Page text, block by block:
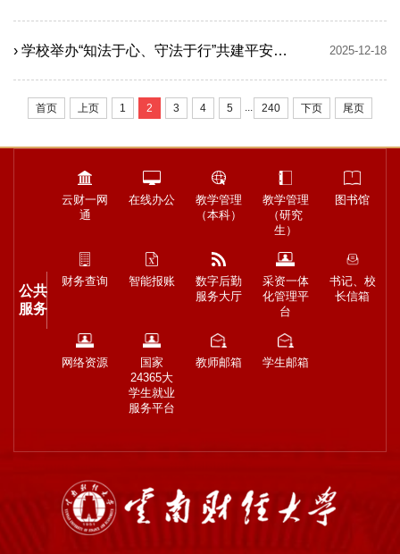
› 学校举办“知法于心、守法于行”共建平安法治校园专题讲座 2025-12-18
首页 上页 1 2 3 4 5 ... 240 下页 尾页
公共
服务
云财一网
通
在线办公
教学管理
（本科）
教学管理
（研究
生）
图书馆
财务查询 智能报账
数字后勤
服务大厅
采资一体
化管理平
台
书记、校
长信箱
网络资源
国家
24365大
学生就业
服务平台
教师邮箱 学生邮箱